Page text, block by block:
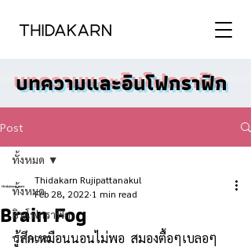
บทความและอินโฟกราฟิก
Post
ทั้งหมด
อินโฟกราฟิก
บทความ
ทั้งหมด
Brain Fog
Thidakarn Rujipattanakul
Feb 28, 2022 1 min read
รู้สึกเหมือนนอนไม่พอ  สมองตื้อๆเบลอๆ